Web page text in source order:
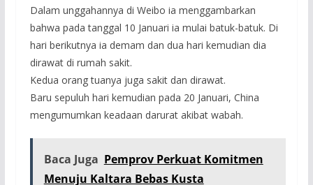
Dalam unggahannya di Weibo ia menggambarkan
bahwa pada tanggal 10 Januari ia mulai batuk-batuk. Di
hari berikutnya ia demam dan dua hari kemudian dia
dirawat di rumah sakit.
Kedua orang tuanya juga sakit dan dirawat.
Baru sepuluh hari kemudian pada 20 Januari, China
mengumumkan keadaan darurat akibat wabah.
Baca Juga Pemprov Perkuat Komitmen
Menuju Kaltara Bebas Kusta